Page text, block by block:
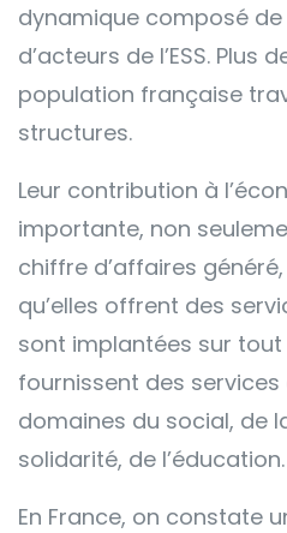
dynamique composé de
d’acteurs de l’ESS. Plus
population française
structures.
Leur contribution à
importante, non
chiffre d’affaires
qu’elles offrent des
sont implantées sur
fournissent des
domaines du social, de
solidarité, de l’éducation.
En France, on constate